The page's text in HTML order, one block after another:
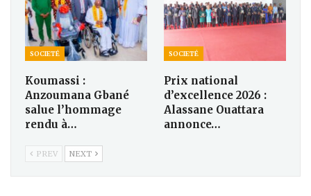
SOCIETÉ
Koumassi :
Anzoumana Gbané
salue l’hommage
rendu à…
SOCIETÉ
Prix national
d’excellence 2026 :
Alassane Ouattara
annonce…
PREV NEXT